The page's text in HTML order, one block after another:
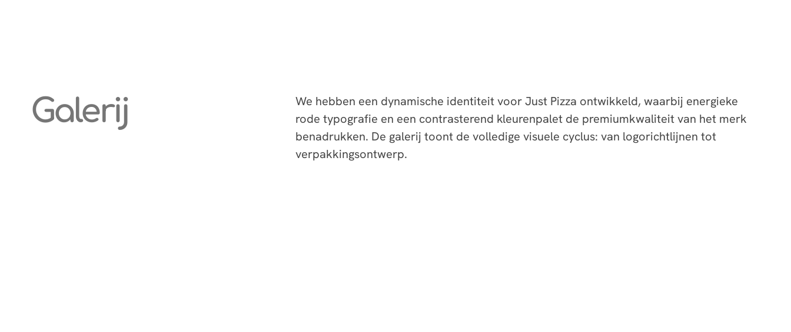
Galerij
We hebben een dynamische identiteit voor Just Pizza ontwikkeld, waarbij energieke
rode typografie en een contrasterend kleurenpalet de premiumkwaliteit van het merk
benadrukken. De galerij toont de volledige visuele cyclus: van logorichtlijnen tot
verpakkingsontwerp.